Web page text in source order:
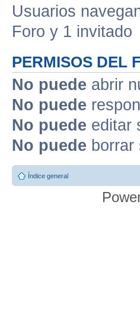
Usuarios
Foro y 1 invitado
PERMISOS DEL
No puede abrir
No puede
No puede editar
No puede
Índice general